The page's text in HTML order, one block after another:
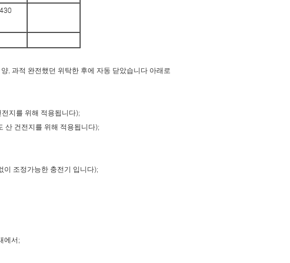
, 과적 완전했던 위탁한 후에 자동 닫았습니다 아래로
지를 위해 적용됩니다);
산 건전지를 위해 적용됩니다);
이 조정가능한 충전기 입니다);
에서;